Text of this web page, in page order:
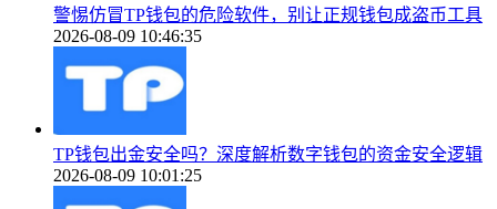
警惕仿冒TP钱包的危险软件，别让正规钱包成盗币工具
2026-08-09 10:46:35
TP钱包出金安全吗？深度解析数字钱包的资金安全逻辑
2026-08-09 10:01:25